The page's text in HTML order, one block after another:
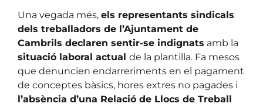
Una vegada més, els representants sindicals
dels treballadors de l’Ajuntament de
Cambrils declaren sentir-se indignats amb la
situació laboral actual de la plantilla. Fa mesos
que denuncien endarreriments en el pagament
de conceptes bàsics, hores extres no pagades i
l’absència d’una Relació de Llocs de Treball